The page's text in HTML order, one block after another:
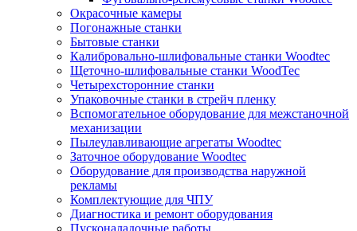
Окрасочные камеры
Погонажные станки
Бытовые станки
Калибровально-шлифовальные станки Woodtec
Щеточно-шлифовальные станки WoodTec
Четырехсторонние станки
Упаковочные станки в стрейч пленку
Вспомогательное оборудование для межстаночной
механизации
Пылеулавливающие агрегаты Woodtec
Заточное оборудование Woodtec
Оборудование для производства наружной
рекламы
Комплектующие для ЧПУ
Диагностика и ремонт оборудования
Пусконаладочные работы